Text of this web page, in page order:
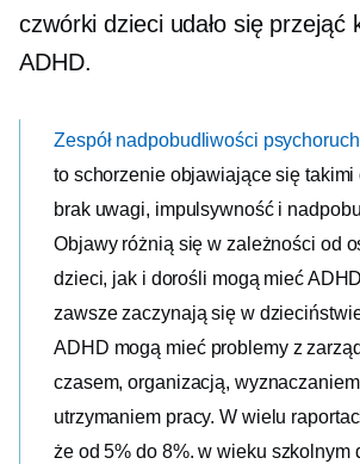
czwórki dzieci udało się przejąć
ADHD.
Zespół nadpobudliwości
to schorzenie objawiające się
brak uwagi, impulsywność i
Objawy różnią się w zależności od
dzieci, jak i dorośli mogą mieć
zawsze zaczynają się w
ADHD mogą mieć problemy z
czasem, organizacją,
utrzymaniem pracy. W wielu
że od 5% do 8%.w wieku szkolnym